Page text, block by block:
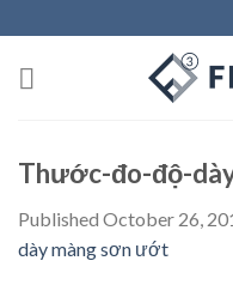
to
content
Thước-đo-độ-
Published October 26,
dày màng sơn ướt